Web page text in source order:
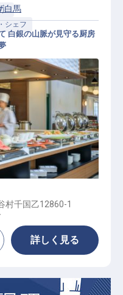
シェフ
白馬
白銀の山脈が見守る厨房
村千国乙12860-1
詳しく見る